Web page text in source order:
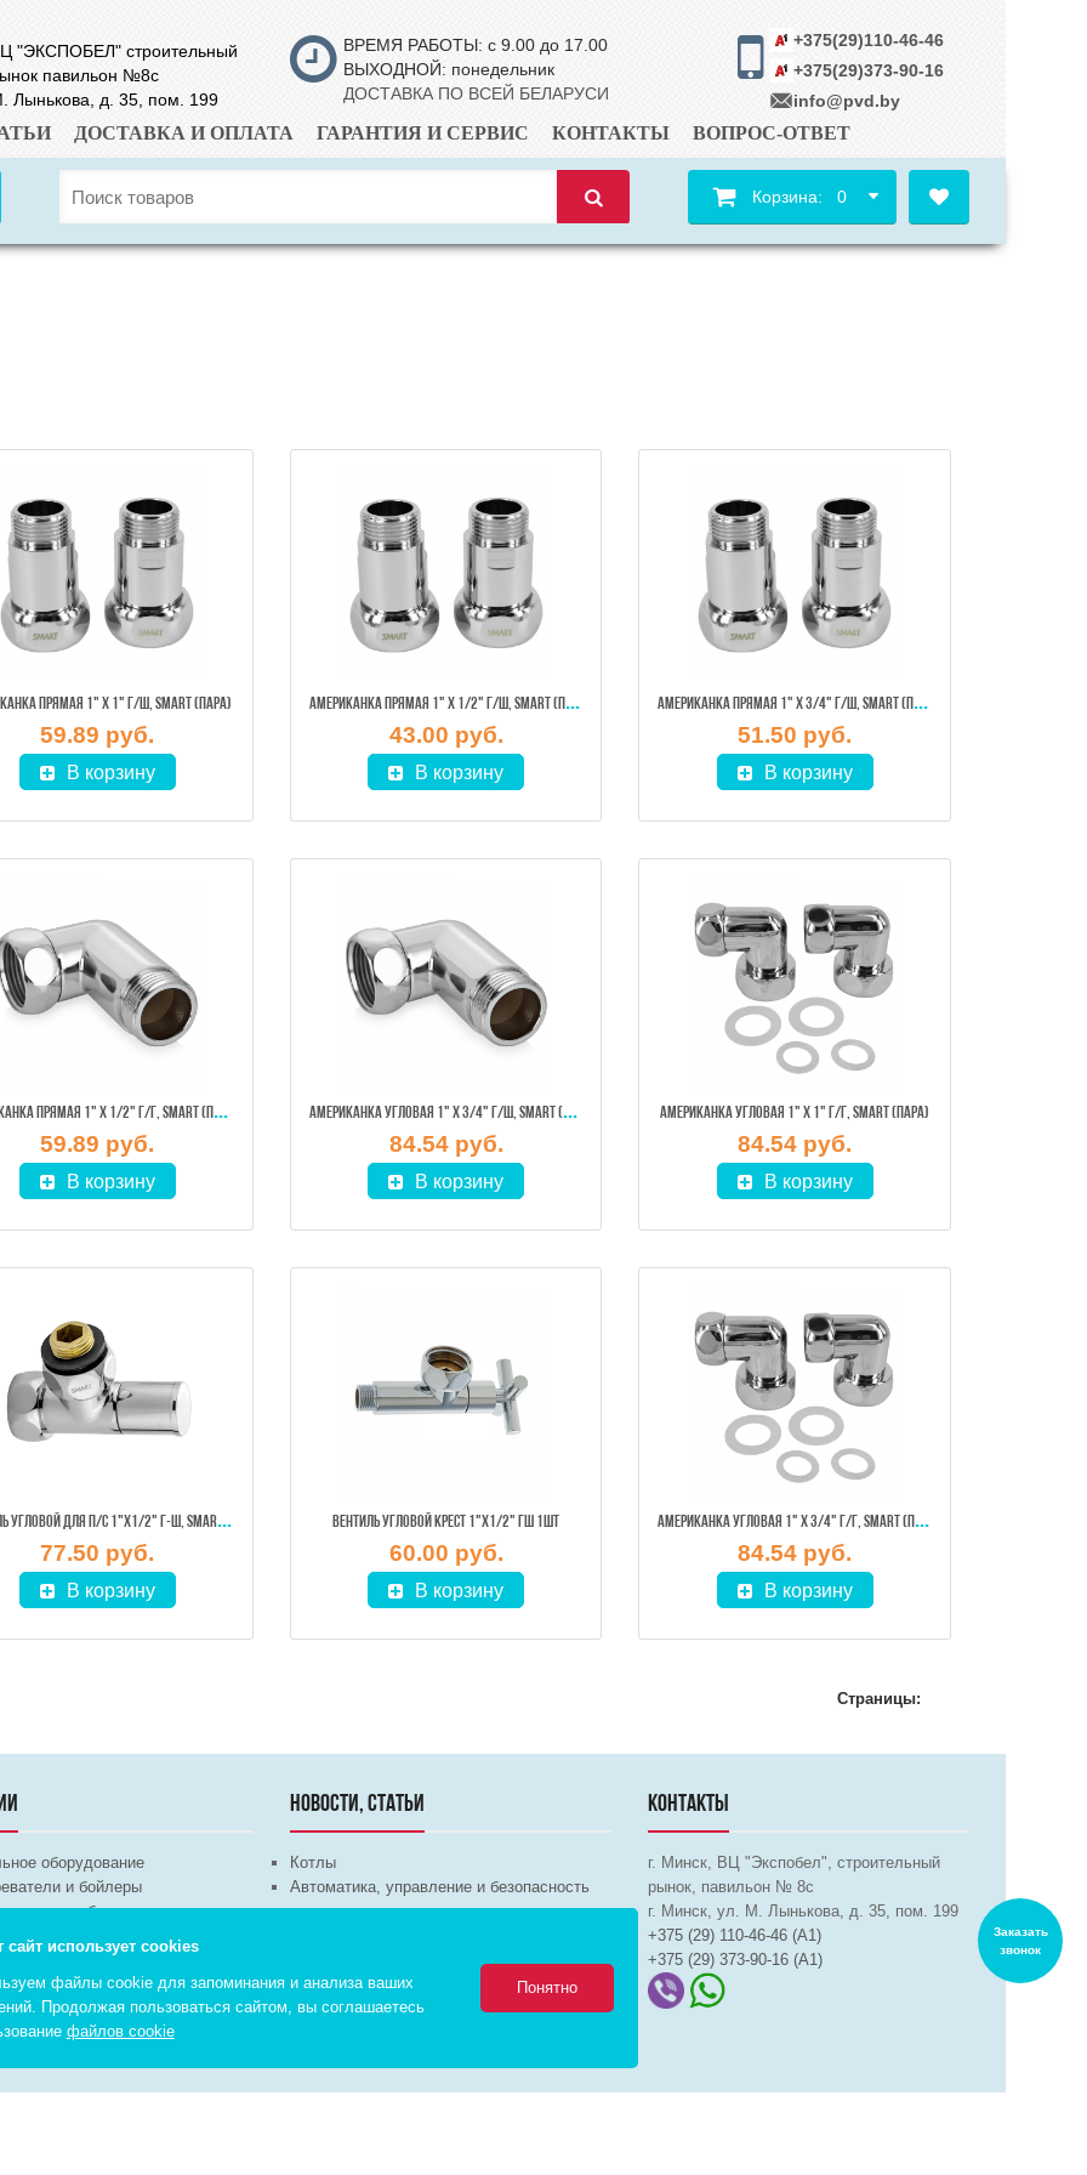
"ЭКСПОБЕЛ" строительный
павильон №8с
Лынькова, д. 35, пом. 199
ВРЕМЯ РАБОТЫ: с 9.00 до 17.00
ВЫХОДНОЙ: понедельник
ДОСТАВКА ПО ВСЕЙ БЕЛАРУСИ
+375(29)110-46-46
+375(29)373-90-16
info@pvd.by
ДОСТАВКА И ОПЛАТА ГАРАНТИЯ И СЕРВИС КОНТАКТЫ ВОПРОС-ОТВЕТ
Корзина: 0
ПРЯМАЯ 1" Х 1" Г/Ш, SMART (ПАРА)
59.89 руб.
В корзину
АМЕ
РИКАНКА ПРЯМАЯ 1" Х 1/2" Г/Ш, SMART (ПАРА)
43.00 руб.
В корзину
АМЕ
РИКАНКА ПРЯМАЯ 1" Х 3/4" Г/Ш, SMART (ПАРА)
51.50 руб.
В корзину
АМЕ
РИКАНКА ПРЯМАЯ 1" Х 1/2" Г/Г, SMART (ПАРА)
59.89 руб.
В корзину
АМЕ
РИКАНКА УГЛОВАЯ 1" Х 3/4" Г/Ш, SMART (ПАРА)
84.54 руб.
В корзину
АМЕРИКАНКА УГЛОВАЯ 1" Х 1" Г/Г, SMART (ПАРА)
84.54 руб.
В корзину
ВЕН
ТИЛЬ УГЛОВОЙ ДЛЯ П/С 1"Х1/2" Г-Ш, SMART (8841SCH0510) 1ШТ
77.50 руб.
В корзину
ВЕНТИЛЬ УГЛОВОЙ КРЕСТ 1"Х1/2" ГШ 1ШТ
60.00 руб.
В корзину
АМЕ
РИКАНКА УГЛОВАЯ 1" Х 3/4" Г/Г, SMART (ПАРА)
84.54 руб.
В корзину
Страницы:
оборудование
и бойлеры
водоснабжение и канализация
оборудование
НОВОСТИ, СТАТЬИ
Котлы
Автоматика, управление и безопасность
систем отопления
Насосы
КОНТАКТЫ
г. Минск, ВЦ "Экспобел", строительный
рынок, павильон № 8c
г. Минск, ул. М. Лынькова, д. 35, пом. 199
+375 (29) 110-46-46 (А1)
+375 (29) 373-90-16 (A1)
сайт использует cookies
файлы cookie для запоминания и анализа ваших
Продолжая пользоваться сайтом, вы соглашаетесь
файлов cookie
Понятно
Заказать
звонок